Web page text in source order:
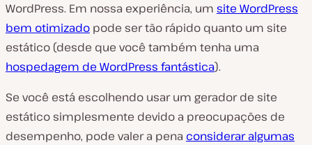
WordPress. Em nossa experiência, um site WordPress
bem otimizado pode ser tão rápido quanto um site
estático (desde que você também tenha uma
hospedagem de WordPress fantástica).
Se você está escolhendo usar um gerador de site
estático simplesmente devido a preocupações de
desempenho, pode valer a pena considerar algumas